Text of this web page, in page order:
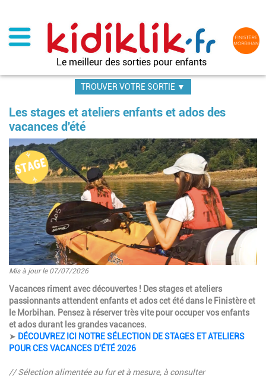
contenu
principal
Le meilleur des sorties pour enfants
TROUVER VOTRE SORTIE ▼
Les stages et ateliers enfants et ados des
vacances d'été
Image
Mis à jour le 07/07/2026
Introduction
Vacances riment avec découvertes ! Des stages et ateliers
passionnants attendent enfants et ados cet été dans le Finistère et
le Morbihan. Pensez à réserver très vite pour occuper vos enfants
et ados durant les grandes vacances.
➤ DÉCOUVREZ ICI NOTRE SÉLECTION DE STAGES ET ATELIERS
POUR CES VACANCES D'ÉTÉ 2026
// Sélection alimentée au fur et à mesure, à consulter